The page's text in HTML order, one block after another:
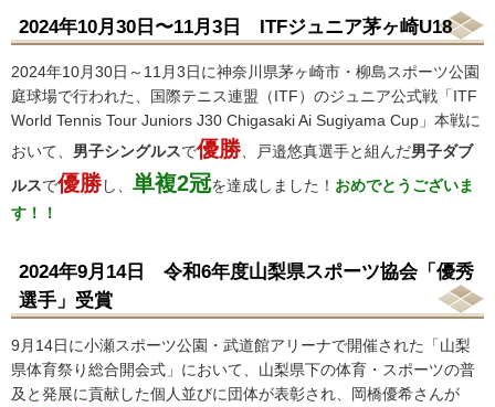
2024年10月30日〜11月3日 ITFジュニア茅ヶ崎U18
2024年10月30日～11月3日に神奈川県茅ヶ崎市・柳島スポーツ公園
庭球場で行われた、国際テニス連盟（ITF）のジュニア公式戦「ITF
World Tennis Tour Juniors J30 Chigasaki Ai Sugiyama Cup」本戦に
おいて、 男子シングルスで優勝、戸邉悠真選手と組んだ男子ダブ
ルスで優勝し、 単複2冠を達成しました！ おめでとうございま
す！！
2024年9月14日 令和6年度山梨県スポーツ協会「優秀
選手」受賞
9月14日に小瀬スポーツ公園・武道館アリーナで開催された「山梨
県体育祭り総合開会式」において、山梨県下の体育・スポーツの普
及と発展に貢献した個人並びに団体が表彰され、岡橋優希さんが